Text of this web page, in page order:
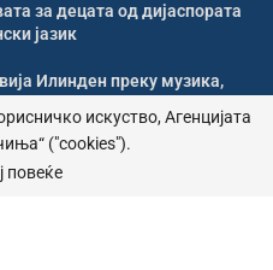
за децата од дијаспората
јазик
Илинден преку музика,
Илинден во Џилонг
искуство, Агенцијата
("cookies").
повеќе